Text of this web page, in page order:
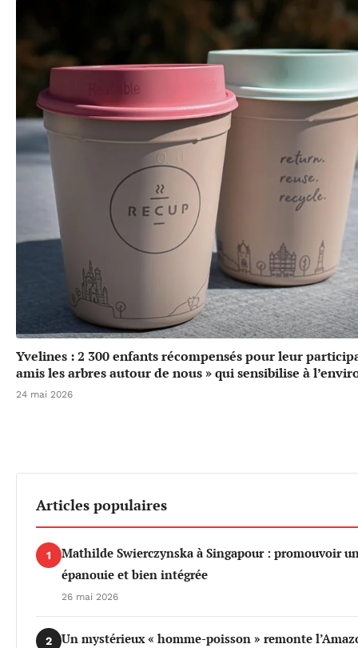
Yvelines : 2 300 enfants récompensés pour leur
amis les arbres autour de nous » qui sensibilise à
24 mai 2026
Articles populaires
1
Mathilde Swierczynska à Singapour : promouvoir
épanouie et bien intégrée
26 mai 2026
2
Un mystérieux « homme-poisson » remonte